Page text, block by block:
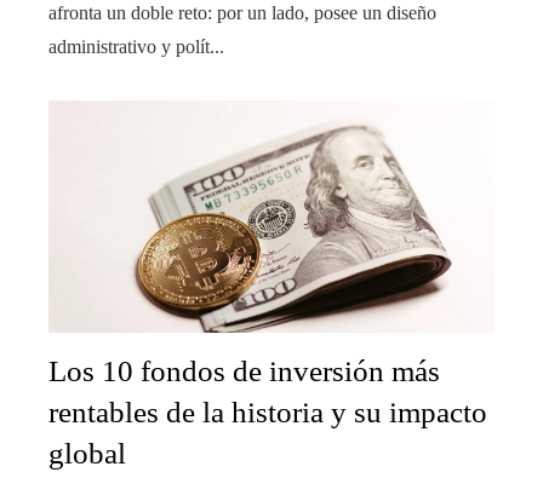
afronta un doble reto: por un lado, posee un diseño
administrativo y polít...
Los 10 fondos de inversión más
rentables de la historia y su impacto
global